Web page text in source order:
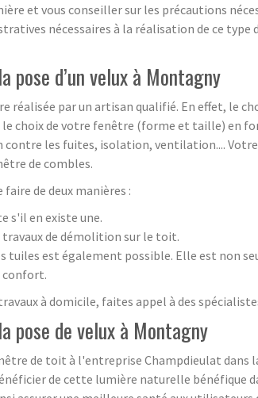
et vous conseiller sur les précautions
nécessaires à la réalisation de ce
pose d’un velux à Montagny
par un artisan qualifié. En effet, le
le choix de votre fenêtre (forme et taille) en
les fuites, isolation, ventilation....
de combles.
de deux manières :
s'il en existe une.
travaux de démolition sur le toit.
est également possible. Elle est non
confort.
à domicile, faites appel à des
pose de velux à Montagny
de toit à l'entreprise Champdieulat
de cette lumière naturelle